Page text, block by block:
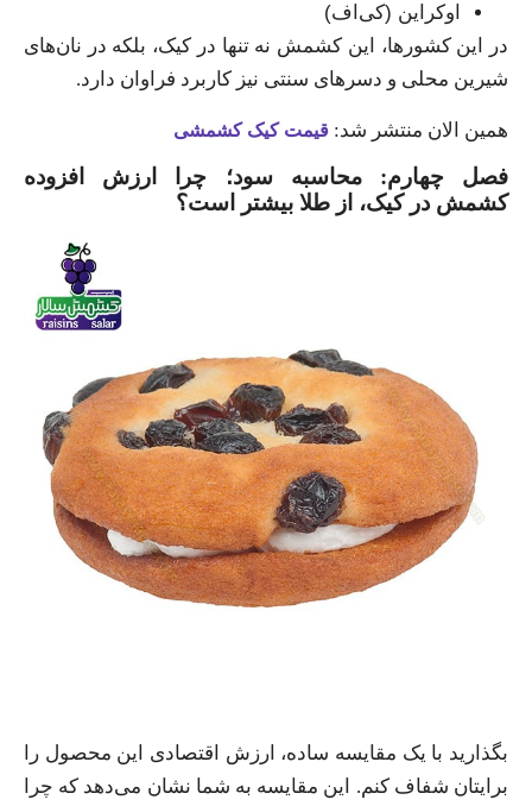
اوکراین (کی‌اف)
در این کشورها، این کشمش نه تنها در کیک، بلکه در نان‌های
شیرین محلی و دسرهای سنتی نیز کاربرد فراوان دارد.
همین الان منتشر شد:قیمت کیک کشمشی
فصل چهارم: محاسبه سود؛ چرا ارزش افزوده
کشمش در کیک، از طلا بیشتر است؟
بگذارید با یک مقایسه ساده، ارزش اقتصادی این محصول را
برایتان شفاف کنم. این مقایسه به شما نشان می‌دهد که چرا